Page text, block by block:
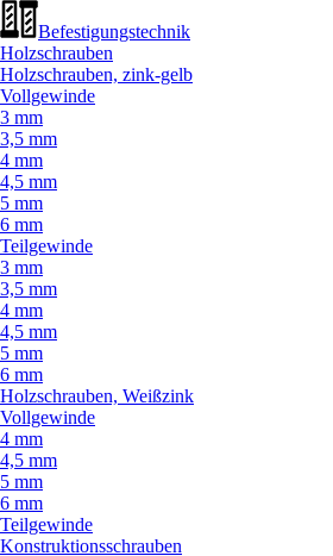
Befestigungstechnik
Holzschrauben
Holzschrauben, zink-gelb
Vollgewinde
3 mm
3,5 mm
4 mm
4,5 mm
5 mm
6 mm
Teilgewinde
3 mm
3,5 mm
4 mm
4,5 mm
5 mm
6 mm
Holzschrauben, Weißzink
Vollgewinde
4 mm
4,5 mm
5 mm
6 mm
Teilgewinde
Konstruktionsschrauben